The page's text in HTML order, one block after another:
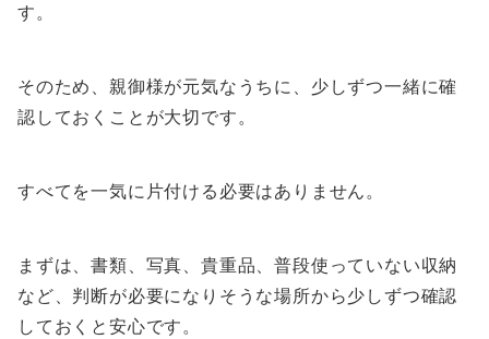
す。
そのため、親御様が元気なうちに、少しずつ一緒に確
認しておくことが大切です。
すべてを一気に片付ける必要はありません。
まずは、書類、写真、貴重品、普段使っていない収納
など、判断が必要になりそうな場所から少しずつ確認
しておくと安心です。